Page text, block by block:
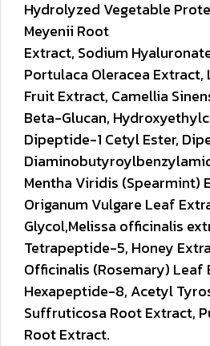
Hydrolyzed Vegetable
Meyenii Root
Extract, Sodium
Portulaca Oleracea Extract,
Fruit Extract, Camellia
Beta-Glucan,
Dipeptide-1 Cetyl Ester,
Diaminobutyroyl
Mentha Viridis (Spearmint)
Origanum Vulgare Leaf
Glycol,Melissa officinalis
Tetrapeptide-5, Honey
Officinalis (Rosemary) Leaf
Hexapeptide-8, Acetyl
Suffruticosa Root Extract,
Root Extract.